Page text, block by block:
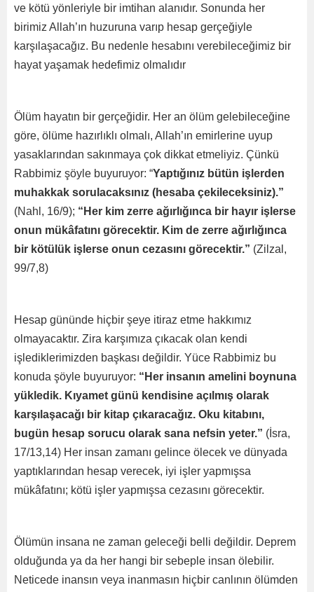
ve kötü yönleriyle bir imtihan alanıdır. Sonunda her
birimiz Allah’ın huzuruna varıp hesap gerçeğiyle
karşılaşacağız. Bu nedenle hesabını verebileceğimiz bir
hayat yaşamak hedefimiz olmalıdır
Ölüm hayatın bir gerçeğidir. Her an ölüm gelebileceğine
göre, ölüme hazırlıklı olmalı, Al­lah’ın emirlerine uyup
yasaklarından sakınmaya çok dikkat etmeli­yiz. Çünkü
Rabbimiz şöyle buyuruyor: “Yaptığınız bütün işlerden
muhakkak sorulacaksınız (hesaba çekileceksiniz).”
(Nahl, 16/9); “Her kim zerre ağırlığınca bir hayır işlerse
onun mükâfatını görecektir. Kim de zerre ağırlığınca
bir kötülük işlerse onun cezasını görecektir.” (Zilzal,
99/7,8)
Hesap gününde hiçbir şeye itiraz etme hakkımız
olmayacaktır. Zira karşımıza çıkacak olan kendi
işlediklerimizden başkası değildir. Yüce Rabbimiz bu
konuda şöyle buyuruyor: “Her insanın amelini boynuna
yükledik. Kıyamet günü kendisine açılmış olarak
karşılaşacağı bir kitap çıkaracağız. Oku kitabını,
bugün hesap sorucu olarak sana nefsin yeter.” (İsra,
17/13,14) Her insan zamanı gelince ölecek ve dünyada
yaptıklarından hesap verecek, iyi işler yapmışsa
mükâfatını; kötü işler yapmışsa cezasını görecektir.
Ölümün insana ne zaman geleceği belli değildir. Deprem
olduğunda ya da her hangi bir sebeple insan ölebilir.
Neticede inansın veya inanmasın hiçbir canlının ölümden